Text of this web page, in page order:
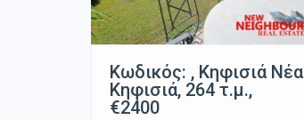
Κωδικός: , Κηφισιά Νέα
Κηφισιά, 264 τ.μ.,
€2400